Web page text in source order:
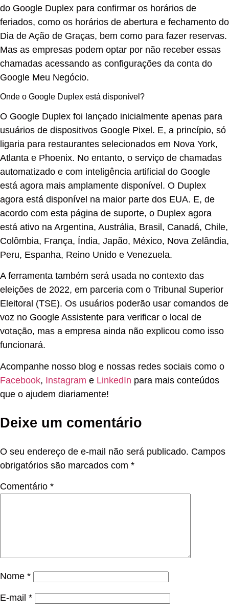
do Google Duplex para confirmar os horários de
feriados, como os horários de abertura e fechamento do
Dia de Ação de Graças, bem como para fazer reservas.
Mas as empresas podem optar por não receber essas
chamadas acessando as configurações da conta do
Google Meu Negócio.
Onde o Google Duplex está disponível?
O Google Duplex foi lançado inicialmente apenas para
usuários de dispositivos Google Pixel. E, a princípio, só
ligaria para restaurantes selecionados em Nova York,
Atlanta e Phoenix. No entanto, o serviço de chamadas
automatizado e com inteligência artificial do Google
está agora mais amplamente disponível. O Duplex
agora está disponível na maior parte dos EUA. E, de
acordo com esta página de suporte, o Duplex agora
está ativo na Argentina, Austrália, Brasil, Canadá, Chile,
Colômbia, França, Índia, Japão, México, Nova Zelândia,
Peru, Espanha, Reino Unido e Venezuela.
A ferramenta também será usada no contexto das
eleições de 2022, em parceria com o Tribunal Superior
Eleitoral (TSE). Os usuários poderão usar comandos de
voz no Google Assistente para verificar o local de
votação, mas a empresa ainda não explicou como isso
funcionará.
Acompanhe nosso blog e nossas redes sociais como o
Facebook, Instagram e LinkedIn para mais conteúdos
que o ajudem diariamente!
Deixe um comentário
O seu endereço de e-mail não será publicado. Campos
obrigatórios são marcados com *
Comentário *
Nome *
E-mail *